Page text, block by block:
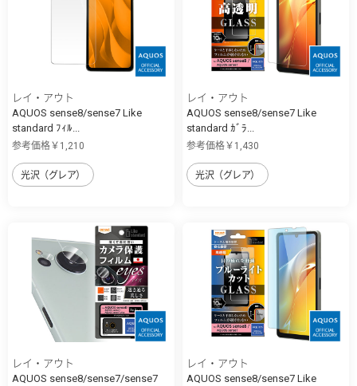
レイ・アウト
AQUOS sense8/sense7 Like
standard ﾌｨﾙ...
参考価格￥1,210
光沢（グレア）
レイ・アウト
AQUOS sense8/sense7 Like
standard ｶﾞﾗ...
参考価格￥1,430
光沢（グレア）
レイ・アウト
AQUOS sense8/sense7/sense7
レイ・アウト
AQUOS sense8/sense7 Like